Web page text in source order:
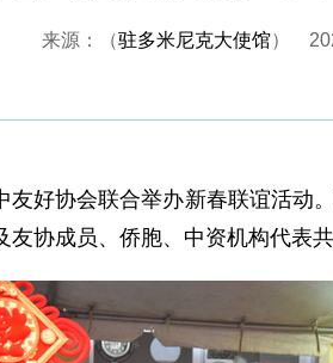
来源：（驻多米尼克大使馆）
好协会联合举办新春联谊活动
协成员、侨胞、中资机构代表共